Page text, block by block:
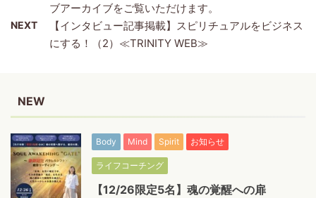
ブアーカイブをご覧いただけます。
NEXT
【インタビュー記事掲載】スピリチュアルをビジネス
にする！（2）≪TRINITY WEB≫
NEW
Body Mind Spirit お知らせ
ライフコーチング
【12/26限定5名】魂の覚醒への扉